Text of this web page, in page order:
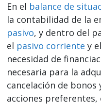
En el balance de
la contabilidad de la
pasivo, y dentro del
el pasivo corriente y
necesidad de
necesaria para la
cancelación de bonos
acciones